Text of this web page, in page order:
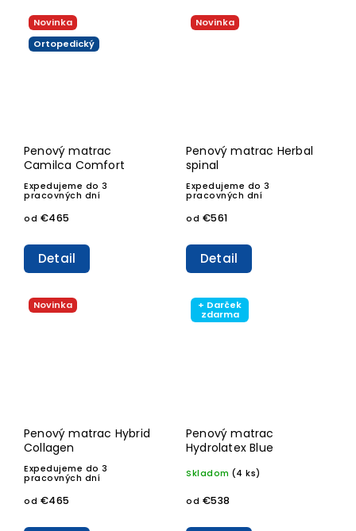
Novinka
Ortopedický
Penový matrac
Camilca Comfort
Expedujeme do 3
pracovných dní
od €465
Detail
Novinka
Penový matrac Herbal
spinal
Expedujeme do 3
pracovných dní
od €561
Detail
Novinka
Penový matrac Hybrid
Collagen
Expedujeme do 3
pracovných dní
od €465
+ Darček
zdarma
Penový matrac
Hydrolatex Blue
Skladom (4 ks)
od €538